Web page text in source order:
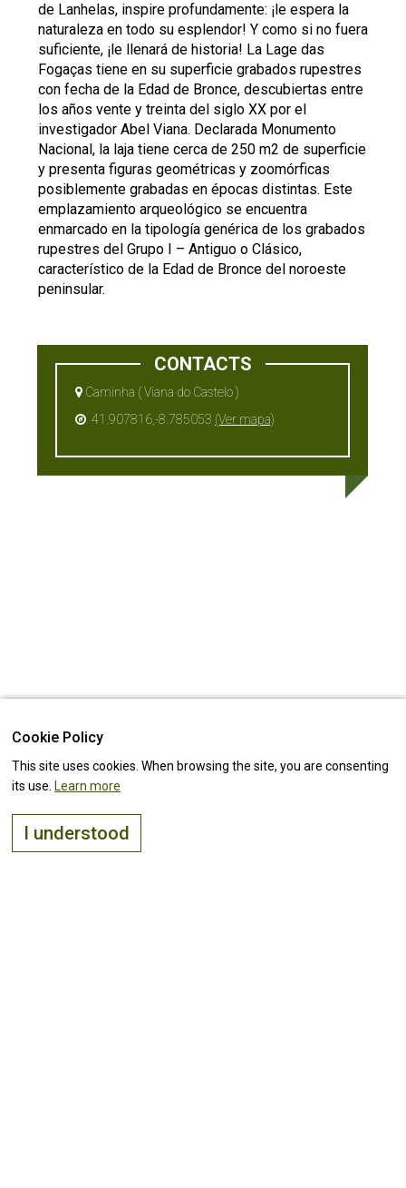
de Lanhelas, inspire profundamente: ¡le espera la
naturaleza en todo su esplendor! Y como si no fuera
suficiente, ¡le llenará de historia! La Lage das
Fogaças tiene en su superficie grabados rupestres
con fecha de la Edad de Bronce, descubiertas entre
los años vente y treinta del siglo XX por el
investigador Abel Viana. Declarada Monumento
Nacional, la laja tiene cerca de 250 m2 de superficie
y presenta figuras geométricas y zoomórficas
posiblemente grabadas en épocas distintas. Este
emplazamiento arqueológico se encuentra
enmarcado en la tipología genérica de los grabados
rupestres del Grupo I – Antiguo o Clásico,
característico de la Edad de Bronce del noroeste
peninsular.
CONTACTS
Caminha ( Viana do Castelo )
41.907816,-8.785053 (Ver mapa)
Cookie Policy
This site uses cookies. When browsing the site, you are consenting
its use. Learn more
I understood